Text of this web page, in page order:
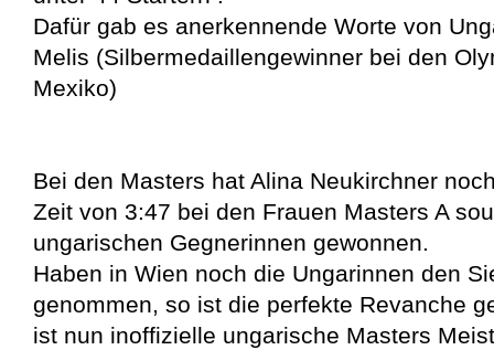
Dafür gab es anerkennende Worte von
Melis (Silbermedaillengewinner bei den
Mexiko)
Bei den Masters hat Alina Neukirchner
Zeit von 3:47 bei den Frauen Masters A
ungarischen Gegnerinnen gewonnen.
Haben in Wien noch die Ungarinnen den
genommen, so ist die perfekte Revanche
ist nun inoffizielle ungarische Masters